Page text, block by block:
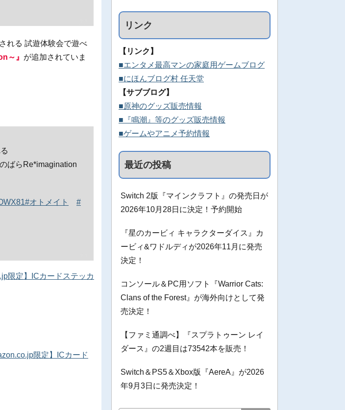
れる 試遊体験会で遊べ
～』 が追加されていま
ばらRe*imagination
#オトメイト
#
限定】ICカードステッカ
限定】ICカード
リンク
【リンク】
■エンタメ最高マンの家庭用ゲームブログ
■にほんブログ村 任天堂
【サブブログ】
■原神のグッズ販売情報
■『鳴潮』等のグッズ販売情報
■ゲームやアニメ予約情報
最近の投稿
Switch 2版『マインクラフト』の発売日が
2026年10月28日に決定！予約開始
『星のカービィ キャラクターダイス』カ
ービィ&ワドルディが2026年11月に発売
決定！
コンソール＆PC用ソフト『Warrior Cats:
Clans of the Forest』が海外向けとして発
売決定！
【ファミ通調べ】『スプラトゥーン レイ
ダース』の2週目は73542本を販売！
Switch＆PS5＆Xbox版『AereA』が2026
年9月3日に発売決定！